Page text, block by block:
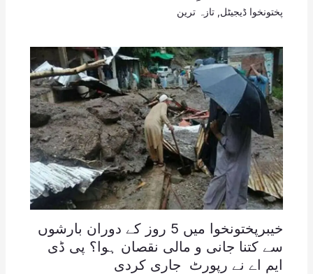
پختونخوا ڈیجیٹل تازہ ترین
خیبرپختونخوا میں 5 روز کے دوران بارشوں
سے کتنا جانی و مالی نقصان ہوا؟ پی ڈی
ایم اے نے رپورٹ جاری کردی